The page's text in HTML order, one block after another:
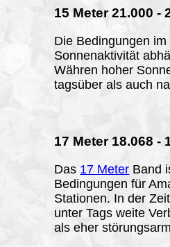
15 Meter 21.000 -
Die Bedingungen im
Sonnenaktivität
Währen hoher
tagsüber als auch
17 Meter 18.068 -
Das 17 Meter Band
Bedingungen für
Stationen. In der
unter Tags weite
als eher